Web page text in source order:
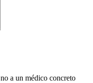
a un médico concreto